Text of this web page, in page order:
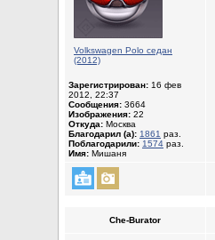
Volkswagen Polo седан
(2012)
Зарегистрирован: 16 фев
2012, 22:37
Сообщения: 3664
Изображения: 22
Откуда: Москва
Благодарил (а): 1861 раз.
Поблагодарили: 1574 раз.
Имя: Мишаня
Che-Burator